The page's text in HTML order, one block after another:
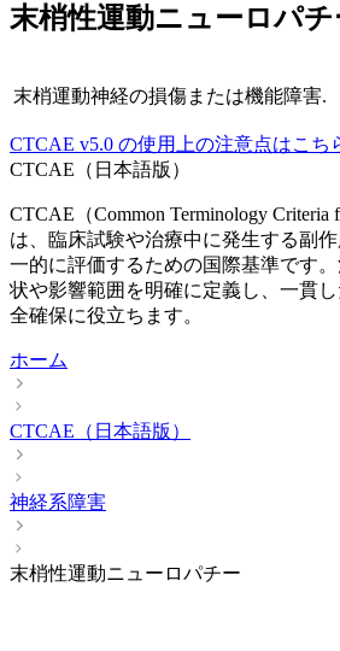
末梢性運動ニューロパチ
末梢運動神経の損傷または機能障害.
CTCAE v5.0 の使用上の注意点はこち
CTCAE（日本語版）
CTCAE（Common Terminology Criteria
は、臨床試験や治療中に発生する副
一的に評価するための国際基準です
状や影響範囲を明確に定義し、一貫
全確保に役立ちます。
ホーム
CTCAE（日本語版）
神経系障害
末梢性運動ニューロパチー